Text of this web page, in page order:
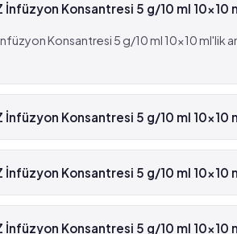
İnfüzyon Konsantresi 5 g/10 ml
Konsantresi 5 g/10 ml 10x10 ml'lik
İnfüzyon Konsantresi 5 g/10 ml
İnfüzyon Konsantresi 5 g/10 ml 10x10
İnfüzyon Konsantresi 5 g/10 ml
Konsantresi 5 g/10 ml 10x10
İnfüzyon Konsantresi 5 g/10 ml